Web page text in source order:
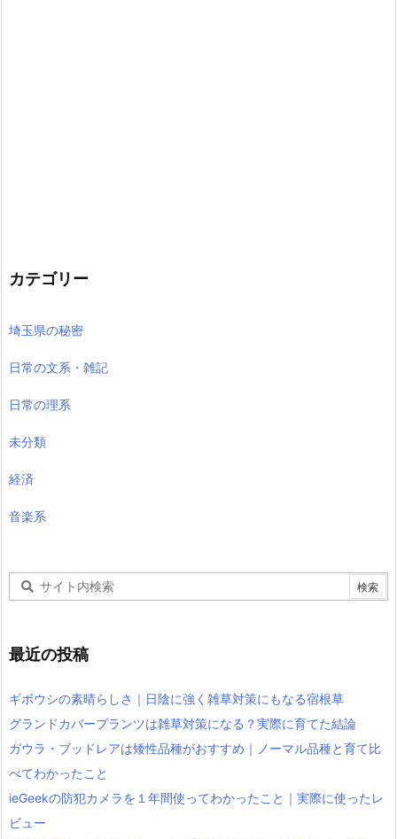
カテゴリー
埼玉県の秘密
日常の文系・雑記
日常の理系
未分類
経済
音楽系
最近の投稿
ギボウシの素晴らしさ｜日陰に強く雑草対策にもなる宿根草
グランドカバープランツは雑草対策になる？実際に育てた結論
ガウラ・ブッドレアは矮性品種がおすすめ｜ノーマル品種と育て比
べてわかったこと
ieGeekの防犯カメラを１年間使ってわかったこと｜実際に使ったレ
ビュー